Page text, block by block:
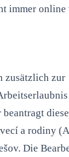
immer online
zusätzlich zur
a rodiny
Die